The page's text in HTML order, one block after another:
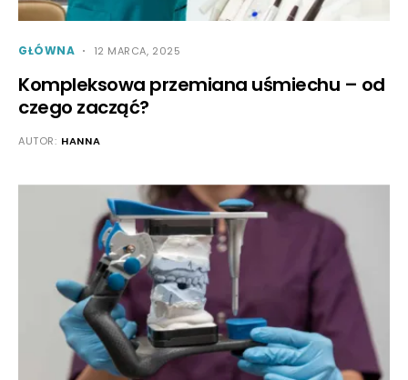
GŁÓWNA 12 MARCA, 2025
Kompleksowa przemiana uśmiechu – od
czego zacząć?
AUTOR: HANNA